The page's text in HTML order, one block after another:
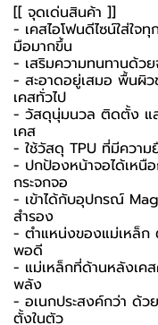
[[ จุดเด่นสินค้า ]]
- เคสไอโฟนดีไซน์ใส่ใจ
มือมากขึ้น
- เสริมความทนทานด้ว
- สะอาดอยู่เสมอ พื้นผิว
เคสทั่วไป
- วัสดุนุ่มนวล ติดตั้ง แ
เคส
- ใช้วัสดุ TPU ที่มีความ
- ปกป้องหน้าจอได้เหนื
กระจกจอ
- เข้าได้กับอุปกรณ์
สำรอง
- ตำแหน่งของแม่เหล็ก
พอดี
- แม่เหล็กที่ด้านหลังเ
พลัง
- อเนกประสงค์กว่า ด้ว
ตั้งในตัว